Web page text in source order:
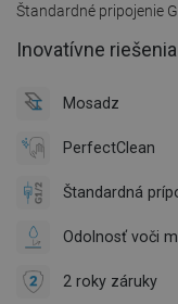
Štandardné pripojenie
Inovatívne
Mosadz
PerfectClean
Štandardná
Odolnosť voči
2 roky záruky